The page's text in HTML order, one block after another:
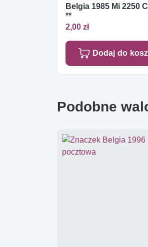
Belgia 1985 Mi 2250
**
2,00 zł
Dodaj do
Podobne